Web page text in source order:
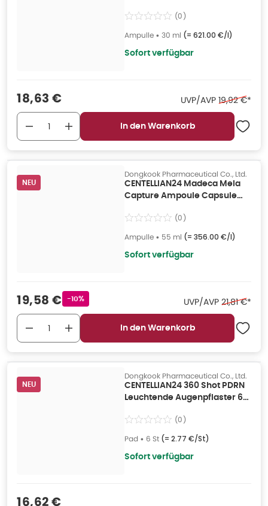
(0)
Ampulle • 30 ml (= 621.00 €/l)
Sofort verfügbar
Verkaufspreis
18,63 € UVP/AVP Ehemaliger
19,92 €*
In den Warenkorb
NEU
Dongkook Pharmaceutical Co., Ltd.
CENTELLIAN24 Madeca Mela
Capture Ampoule Capsule
(0)
Ampulle • 55 ml (= 356.00 €/l)
Sofort verfügbar
Verkaufspreis
19,58 € Rabattstempel
-10% UVP/AVP 21,81 €*
In den Warenkorb
NEU
Dongkook Pharmaceutical Co., Ltd.
CENTELLIAN24 360 Shot PDRN
Leuchtende Augenpflaster 6
(0)
Pad • 6 St (= 2.77 €/St)
Sofort verfügbar
Verkaufspreis
16,62 €